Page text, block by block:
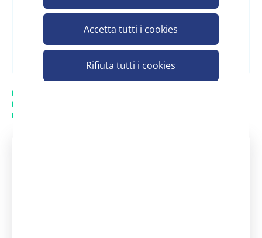
Accetta tutti i cookies
Rifiuta tutti i cookies
Registrati e scopri il prezzo